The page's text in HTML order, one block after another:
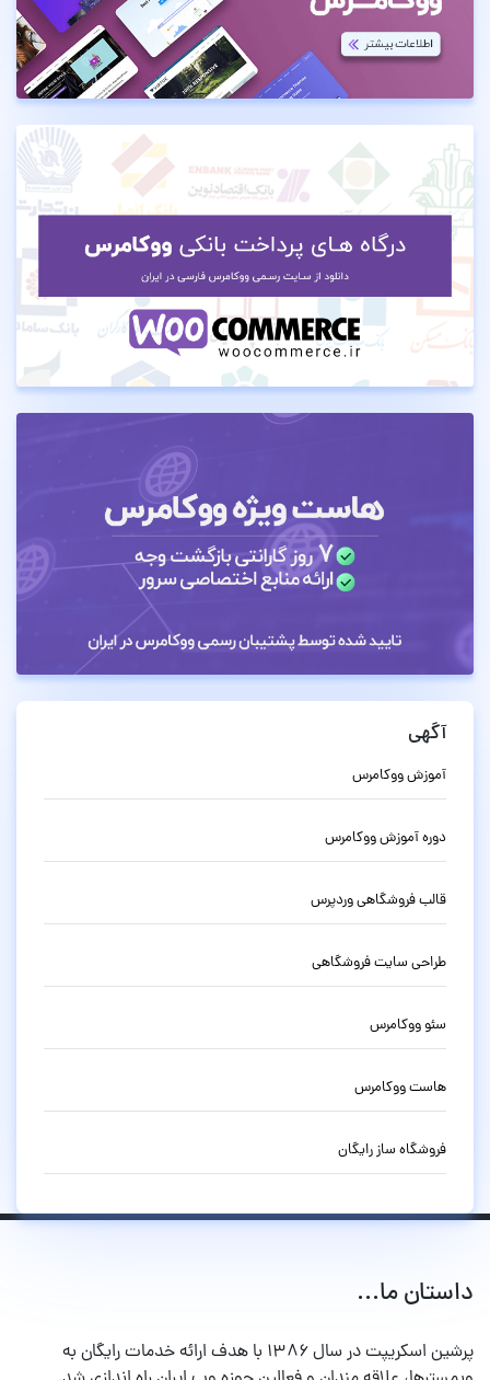
آگهی
آموزش ووکامرس
دوره آموزش ووکامرس
قالب فروشگاهی وردپرس
طراحی سایت فروشگاهی
سئو ووکامرس
هاست ووکامرس
فروشگاه ساز رایگان
داستان ما...
پرشین اسکریپت در سال ۱۳۸۶ با هدف ارائه خدمات رایگان به